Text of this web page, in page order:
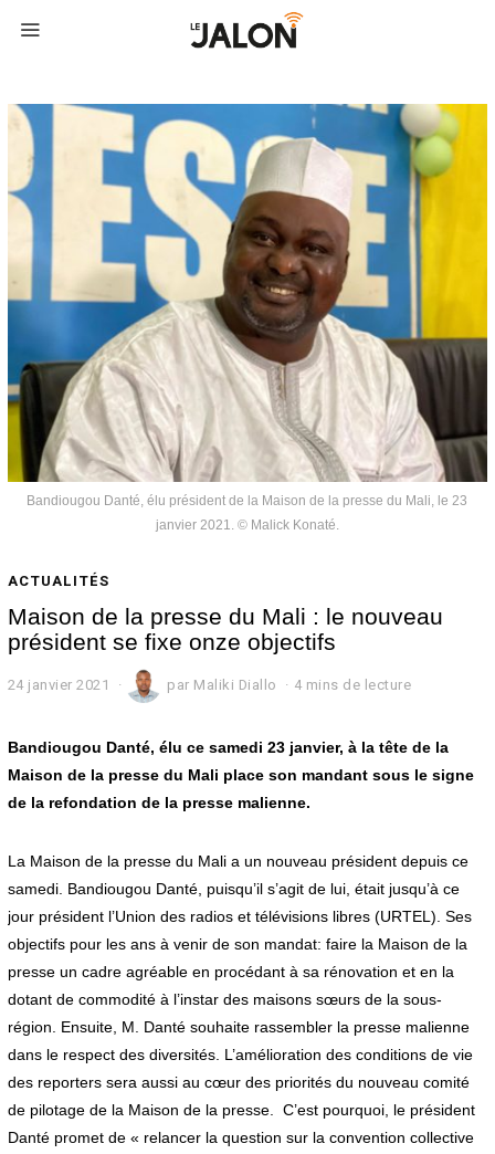
Bandiougou Danté, élu président de la Maison de la presse du Mali, le 23
janvier 2021. © Malick Konaté.
ACTUALITÉS
Maison de la presse du Mali : le nouveau
président se fixe onze objectifs
24 janvier 2021
a
v
i
2
0
1
par Maliki Diallo 4 mins de lecture
Bandiougou Danté, élu ce samedi 23 janvier, à la tête de la
Maison de la presse du Mali place son mandant sous le signe
de la refondation de la presse malienne.
La Maison de la presse du Mali a un nouveau président depuis ce
samedi. Bandiougou Danté, puisqu’il s’agit de lui, était jusqu’à ce
jour président l’Union des radios et télévisions libres (URTEL). Ses
objectifs pour les ans à venir de son mandat: faire la Maison de la
presse un cadre agréable en procédant à sa rénovation et en la
dotant de commodité à l’instar des maisons sœurs de la sous-
région. Ensuite, M. Danté souhaite rassembler la presse malienne
dans le respect des diversités. L’amélioration des conditions de vie
des reporters sera aussi au cœur des priorités du nouveau comité
de pilotage de la Maison de la presse. C’est pourquoi, le président
Danté promet de « relancer la question sur la convention collective